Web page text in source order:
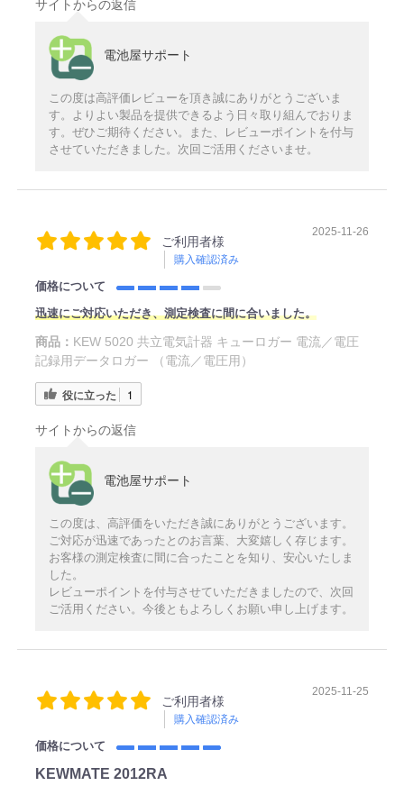
サイトからの返信
電池屋サポート
この度は高評価レビューを頂き誠にありがとうございま
す。よりよい製品を提供できるよう日々取り組んでおりま
す。ぜひご期待ください。また、レビューポイントを付与
させていただきました。次回ご活用くださいませ。
ご利用者様
購入確認済み
2025-11-26
価格について
迅速にご対応いただき、測定検査に間に合いました。
商品： KEW 5020 共立電気計器 キューロガー 電流／電圧
記録用データロガー （電流／電圧用）
役に立った 1
サイトからの返信
電池屋サポート
この度は、高評価をいただき誠にありがとうございます。
ご対応が迅速であったとのお言葉、大変嬉しく存じます。
お客様の測定検査に間に合ったことを知り、安心いたしま
した。
レビューポイントを付与させていただきましたので、次回
ご活用ください。今後ともよろしくお願い申し上げます。
ご利用者様
購入確認済み
2025-11-25
価格について
KEWMATE 2012RA